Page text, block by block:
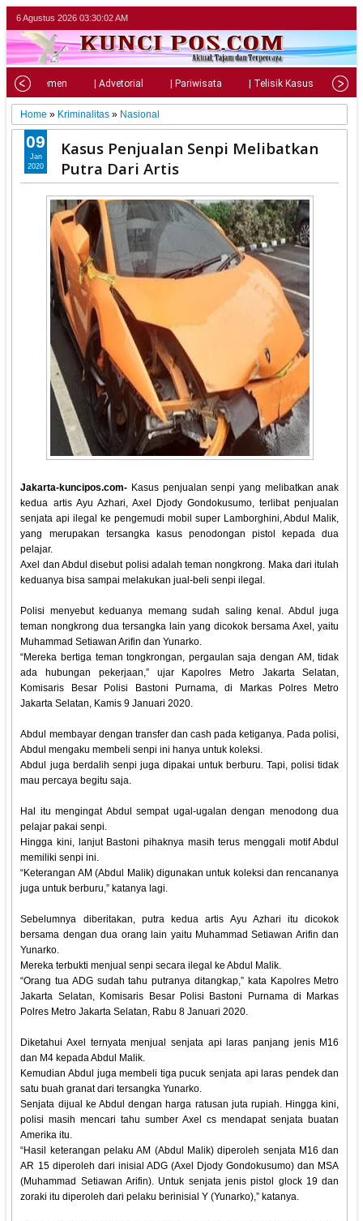
6 Agustus 2026 03:30:03 AM
| Parlemen | Advetorial | Pariwisata | Telisik Kasus |
Home » Kriminalitas » Nasional
Kasus Penjualan Senpi Melibatkan
Putra Dari Artis
Jakarta-kuncipos.com- Kasus penjualan senpi yang melibatkan anak
kedua artis Ayu Azhari, Axel Djody Gondokusumo, terlibat penjualan
senjata api ilegal ke pengemudi mobil super Lamborghini, Abdul Malik,
yang merupakan tersangka kasus penodongan pistol kepada dua
pelajar.
Axel dan Abdul disebut polisi adalah teman nongkrong. Maka dari itulah
keduanya bisa sampai melakukan jual-beli senpi ilegal.
Polisi menyebut keduanya memang sudah saling kenal. Abdul juga
teman nongkrong dua tersangka lain yang dicokok bersama Axel, yaitu
Muhammad Setiawan Arifin dan Yunarko.
“Mereka bertiga teman tongkrongan, pergaulan saja dengan AM, tidak
ada hubungan pekerjaan,” ujar Kapolres Metro Jakarta Selatan,
Komisaris Besar Polisi Bastoni Purnama, di Markas Polres Metro
Jakarta Selatan, Kamis 9 Januari 2020.
Abdul membayar dengan transfer dan cash pada ketiganya. Pada polisi,
Abdul mengaku membeli senpi ini hanya untuk koleksi.
Abdul juga berdalih senpi juga dipakai untuk berburu. Tapi, polisi tidak
mau percaya begitu saja.
Hal itu mengingat Abdul sempat ugal-ugalan dengan menodong dua
pelajar pakai senpi.
Hingga kini, lanjut Bastoni pihaknya masih terus menggali motif Abdul
memiliki senpi ini.
“Keterangan AM (Abdul Malik) digunakan untuk koleksi dan rencananya
juga untuk berburu,” katanya lagi.
Sebelumnya diberitakan, putra kedua artis Ayu Azhari itu dicokok
bersama dengan dua orang lain yaitu Muhammad Setiawan Arifin dan
Yunarko.
Mereka terbukti menjual senpi secara ilegal ke Abdul Malik.
“Orang tua ADG sudah tahu putranya ditangkap,” kata Kapolres Metro
Jakarta Selatan, Komisaris Besar Polisi Bastoni Purnama di Markas
Polres Metro Jakarta Selatan, Rabu 8 Januari 2020.
Diketahui Axel ternyata menjual senjata api laras panjang jenis M16
dan M4 kepada Abdul Malik.
Kemudian Abdul juga membeli tiga pucuk senjata api laras pendek dan
satu buah granat dari tersangka Yunarko.
Senjata dijual ke Abdul dengan harga ratusan juta rupiah. Hingga kini,
polisi masih mencari tahu sumber Axel cs mendapat senjata buatan
Amerika itu.
“Hasil keterangan pelaku AM (Abdul Malik) diperoleh senjata M16 dan
AR 15 diperoleh dari inisial ADG (Axel Djody Gondokusumo) dan MSA
(Muhammad Setiawan Arifin). Untuk senjata jenis pistol glock 19 dan
zoraki itu diperoleh dari pelaku berinisial Y (Yunarko),” katanya.
09
Jan
2020